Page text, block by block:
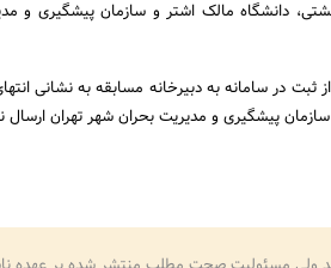
دانشگاه مالک اشتر و سازمان پیشگیری و
ثبت در سامانه به دبیرخانه مسابقه به نشانی
پیشگیری و مدیریت بحران شهر تهران ارسال